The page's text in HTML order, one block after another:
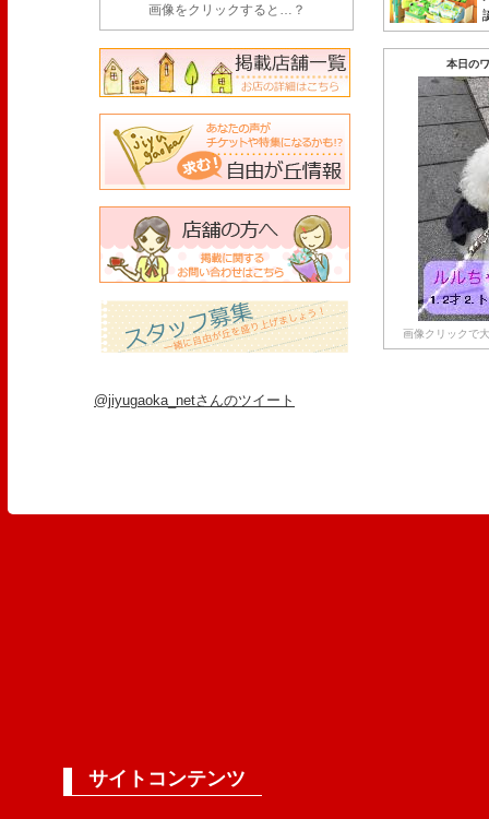
画像をクリックすると…？
本日の
画像クリックで
@jiyugaoka_netさんのツイート
サイトコンテンツ